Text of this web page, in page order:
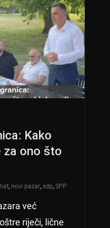
Kako
za ono što
, novi pazar, sdp, SPP
već
riječi, lične